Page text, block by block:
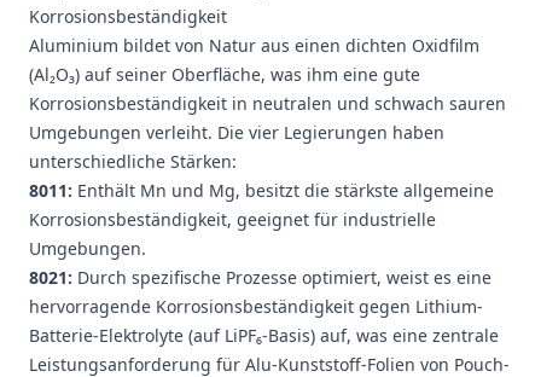
Korrosionsbeständigkeit
Aluminium bildet von Natur aus einen dichten Oxidfilm
(Al₂O₃) auf seiner Oberfläche, was ihm eine gute
Korrosionsbeständigkeit in neutralen und schwach sauren
Umgebungen verleiht. Die vier Legierungen haben
unterschiedliche Stärken:
8011: Enthält Mn und Mg, besitzt die stärkste allgemeine
Korrosionsbeständigkeit, geeignet für industrielle
Umgebungen.
8021: Durch spezifische Prozesse optimiert, weist es eine
hervorragende Korrosionsbeständigkeit gegen Lithium-
Batterie-Elektrolyte (auf LiPF₆-Basis) auf, was eine zentrale
Leistungsanforderung für Alu-Kunststoff-Folien von Pouch-